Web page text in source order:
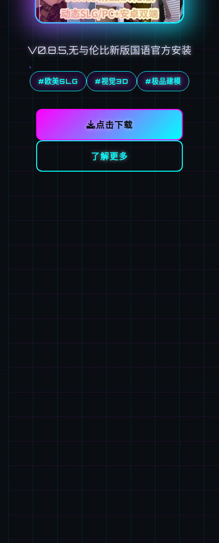
V0.8.5,无与伦比新版国语官方安装
#欧美SLG #视觉3D #极品建模
点击下载
了解更多